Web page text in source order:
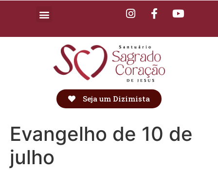
Seja um Dizimista
Evangelho de 10 de
julho